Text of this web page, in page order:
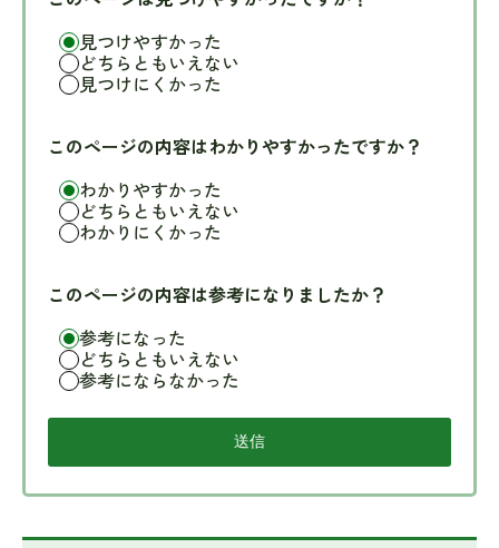
見つけやすかった
どちらともいえない
見つけにくかった
このページの内容はわかりやすかったですか？
わかりやすかった
どちらともいえない
わかりにくかった
このページの内容は参考になりましたか？
参考になった
どちらともいえない
参考にならなかった